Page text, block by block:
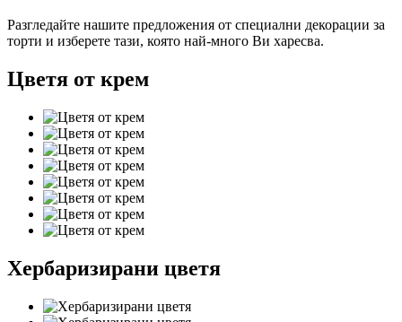
Разгледайте нашите предложения от специални декорации за
торти и изберете тази, която най-много Ви харесва.
Цветя от крем
Хербаризирани цветя